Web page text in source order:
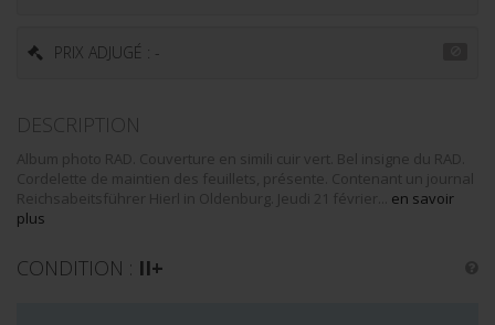
PRIX ADJUGÉ : -
DESCRIPTION
Album photo RAD. Couverture en simili cuir vert. Bel insigne du RAD.
Cordelette de maintien des feuillets, présente. Contenant un journal
Reichsabeitsführer Hierl in Oldenburg. Jeudi 21 février... en savoir
plus
CONDITION : II+